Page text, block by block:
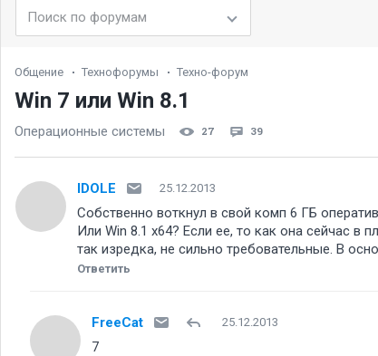
Общение Технофорумы Техно-форум
Win 7 или Win 8.1
Операционные системы 27 39
IDOLE 25.12.2013
Собственно воткнул в свой комп 6 ГБ
Или Win 8.1 x64? Если ее, то как она сейчас в
так изредка, не сильно требовательные. В
Ответить
FreeCat 25.12.2013
7